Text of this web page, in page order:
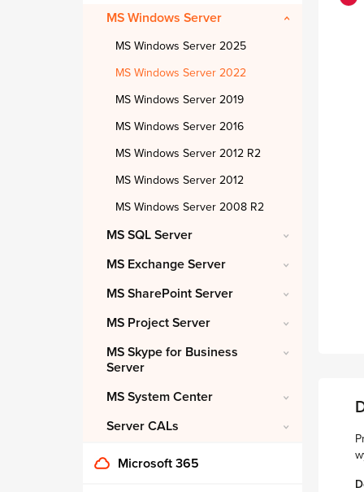
MS Windows Server
MS Windows Server 2025
MS Windows Server 2022
MS Windows Server 2019
MS Windows Server 2016
MS Windows Server 2012 R2
MS Windows Server 2012
MS Windows Server 2008 R2
MS SQL Server
MS Exchange Server
MS SharePoint Server
MS Project Server
MS Skype for Business
Server
MS System Center
Server CALs
Microsoft 365